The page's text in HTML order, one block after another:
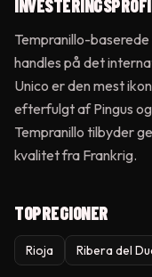
Tempranillo-
handles på det
Unico er den mest
efterfulgt af Pingus
Tempranillo tilbyder
kvalitet fra Frankrig.
TOPREGIONER
Rioja Ribera del